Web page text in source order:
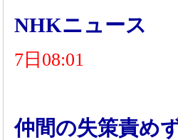
NHKニュース
7日08:01
仲間の失策責め